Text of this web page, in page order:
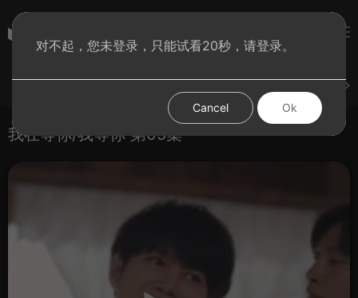
我在等你/我等你 第05集
对不起，您未登录，只能试看20秒，请登录。
Cancel Ok